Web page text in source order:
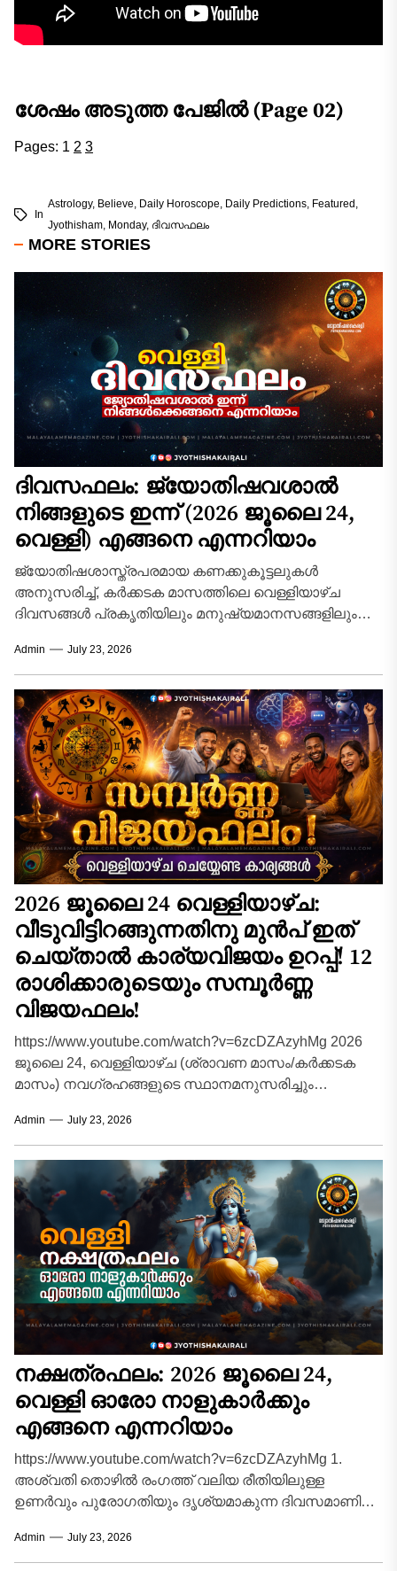
ശേഷം അടുത്ത പേജിൽ (Page 02)
Pages: 1 2 3
In
Astrology, Believe Daily Horoscope Daily Predictions Featured
Jyothisham Monday, ദിവസഫലം
MORE STORIES
ദിവസഫലം: ജ്യോതിഷവശാൽ
നിങ്ങളുടെ ഇന്ന്‌ (2026 ജൂലൈ 24,
വെള്ളി) എങ്ങനെ എന്നറിയാം
ജ്യോതിഷശാസ്ത്രപരമായ കണക്കുകൂട്ടലുകൾ
അനുസരിച്ച്, കർക്കടക മാസത്തിലെ വെള്ളിയാഴ്ച
ദിവസങ്ങൾ പ്രകൃതിയിലും മനുഷ്യമാനസങ്ങളിലും
കാലയളവാണ്. ദക്ഷിണായനത്തിന്റെ
ആരംഭഘട്ടത്തിലൂടെ ഗ്രഹങ്ങൾ കടന്നുപോകുമ്പോൾ,
വ്യക്തിജീവിതത്തിലും തൊഴിൽമേഖലയിലും
ഉണ്ടാകുന്ന...
Admin July 23, 2026
2026 ജൂലൈ 24 വെള്ളിയാഴ്ച:
വീടുവിട്ടിറങ്ങുന്നതിനു മുൻപ് ഇത്
ചെയ്താൽ കാര്യവിജയം ഉറപ്പ്! 12
രാശിക്കാരുടെയും സമ്പൂർണ്ണ
വിജയഫലം!
https://www.youtube.com/watch?v=6zcDZAzyhMg 2026
ജൂലൈ 24, വെള്ളിയാഴ്ച (ശ്രാവണ മാസം/കർക്കടക
മാസം) നവഗ്രഹങ്ങളുടെ സ്ഥാനമനുസരിച്ചും
രാശിക്കാർക്കും (അതുമായി ബന്ധപ്പെട്ട 27
ജന്മനക്ഷത്രങ്ങൾ ഉൾപ്പെടെ)...
Admin July 23, 2026
നക്ഷത്രഫലം: 2026 ജൂലൈ 24,
വെള്ളി ഓരോ നാളുകാർക്കും
എങ്ങനെ എന്നറിയാം
https://www.youtube.com/watch?v=6zcDZAzyhMg 1.
അശ്വതി തൊഴിൽ രംഗത്ത് വലിയ രീതിയിലുള്ള
ഉണർവും പുരോഗതിയും ദൃശ്യമാകുന്ന ദിവസമാണിന്ന്.
സാഹചര്യങ്ങൾ വന്നുചേരും. ദീർഘകാലമായി മനസ്സിൽ
കൊണ്ടുനടക്കുന്ന പുതിയ...
Admin July 23, 2026